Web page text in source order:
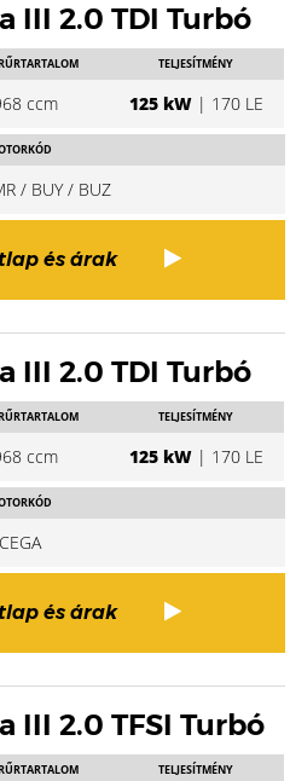
III 2.0 TDI Turbó
ccm
TELJESÍTMÉNY
125 kW| 170 LE
/ BUY / BUZ
és árak
III 2.0 TDI Turbó
ccm
TELJESÍTMÉNY
125 kW| 170 LE
CEGA
és árak
III 2.0 TFSI Turbó
TELJESÍTMÉNY